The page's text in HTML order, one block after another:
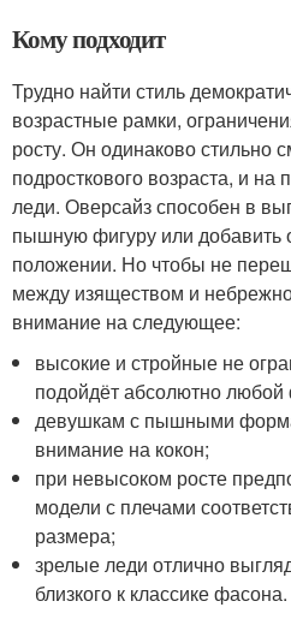
Кому подходит
Трудно найти стиль
возрастные рамки,
росту. Он одинаково стильно
подросткового возраста, и на
леди. Оверсайз способен в
пышную фигуру или добавить
положении. Но чтобы не
между изяществом и
внимание на следующее:
высокие и стройные не
подойдёт абсолютно любой
девушкам с пышными
внимание на кокон;
при невысоком росте
модели с плечами
размера;
зрелые леди отлично
близкого к классике фасона.